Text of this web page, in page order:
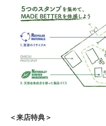
＜来店特典＞